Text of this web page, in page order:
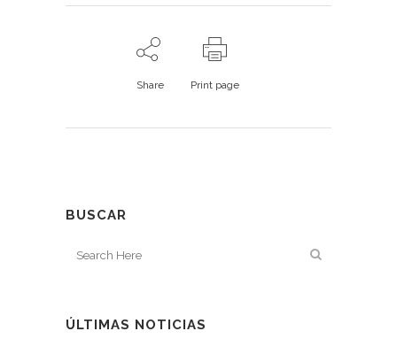
Share Print page
BUSCAR
ÚLTIMAS NOTICIAS